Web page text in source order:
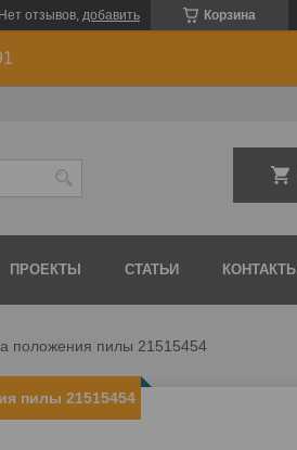
Корзина
отзывов, добавить
ПРОЕКТЫ СТАТЬИ КОНТАКТЫ
положения пилы 21515454
пилы 21515454